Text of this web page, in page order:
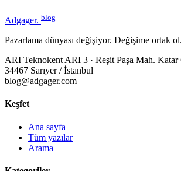
Adgager. blog
Pazarlama dünyası değişiyor. Değişime ortak ol.
ARI Teknokent ARI 3 · Reşit Paşa Mah.
34467 Sarıyer / İstanbul
blog@adgager.com
Keşfet
Ana sayfa
Tüm yazılar
Arama